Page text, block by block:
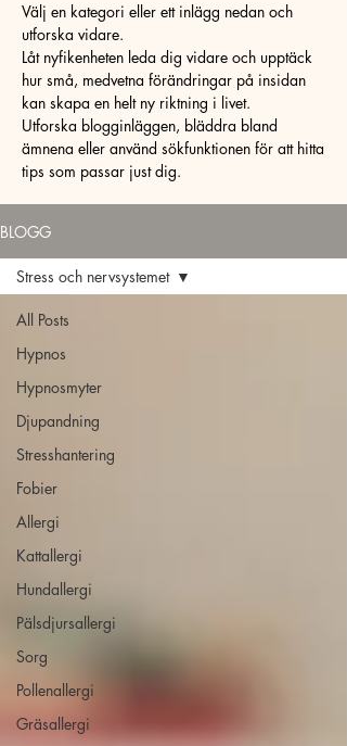
Välj en kategori eller ett inlägg nedan och
utforska vidare.
Låt nyfikenheten leda dig vidare och upptäck
hur små, medvetna förändringar på insidan
kan skapa en helt ny riktning i livet.
Utforska blogginläggen, bläddra bland
ämnena eller använd sökfunktionen för att hitta
tips som passar just dig.
BLOGG
All Posts
Hypnos
Hypnosmyter
Djupandning
Stresshantering
Fobier
Allergi
Kattallergi
Hundallergi
Pälsdjursallergi
Sorg
Pollenallergi
Gräsallergi
Stress och nervsystemet